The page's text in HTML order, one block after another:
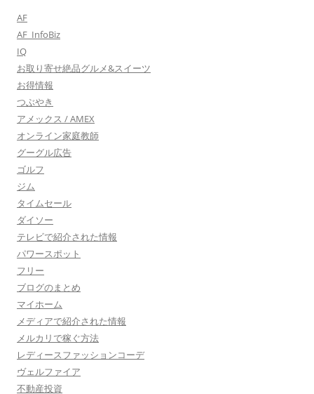
AF
AF_InfoBiz
IQ
お取り寄せ絶品グルメ&スイーツ
お得情報
つぶやき
アメックス / AMEX
オンライン家庭教師
グーグル広告
ゴルフ
ジム
タイムセール
ダイソー
テレビで紹介された情報
パワースポット
フリー
ブログのまとめ
マイホーム
メディアで紹介された情報
メルカリで稼ぐ方法
レディースファッションコーデ
ヴェルファイア
不動産投資